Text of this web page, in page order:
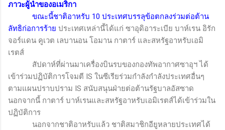
ภาวะผู้นำของอเมริกา
ขณะนี้ชาติอาหรับ 10 ประเทศบรรลุข้อตกลงร่วมต่อต้าน
ลัทธิก่อการร้าย ประเทศเหล่านี้ได้แก่ ซาอุดิอาระเบีย บาห์เรน อิรัก
จอร์แดน คูเวต เลบานอน โอมาน กาตาร์ และสหรัฐอาหรับเอมิ
เรตส์
สัปดาห์ที่ผ่านมาเครื่องบินรบของกองทัพอากาศซาอุฯ ได้
เข้าร่วมปฏิบัติการโจมตี IS ในซีเรียร่วมกำลังกำลังประเทศอื่นๆ
ตามแผนปราบปราม IS สนับสนุนฝ่ายต่อต้านรัฐบาลอัสซาด
นอกจากนี้ กาตาร์ บาห์เรนและสหรัฐอาหรับเอมิเรตส์ได้เข้าร่วมใน
ปฏิบัติการ
นอกจากชาติอาหรับแล้ว ชาติสมาชิกอียูหลายประเทศได้